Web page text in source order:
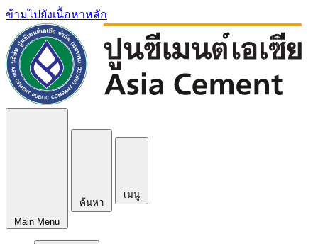
ข้ามไปยังเนื้อหาหลัก
Main Menu
ค้นหา
เมนู